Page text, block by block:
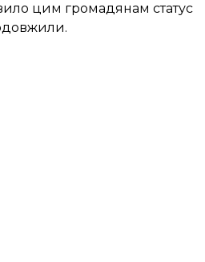
цим громадянам статус